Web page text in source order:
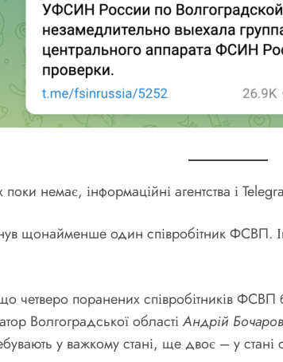
немає, інформаційні агентства і
щонайменше один співробітник ФСВП.
поранених співробітників ФСВП
Волгоградської областіАндрій Бочаров
у важкому стані, ще двоє – у стані